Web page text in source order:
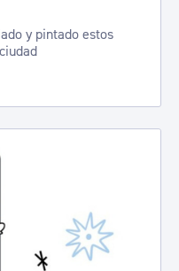
y pintado estos